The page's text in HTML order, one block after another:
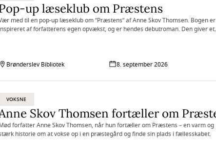
up læseklub om Præstens
med til en pop-up læseklub om ”Præstens” af Anne Skov Thomsen. Bogen er
af forfatterens egen opvækst, og er hendes debutroman. Den giver et
Brønderslev Bibliotek 8. september 2026
VOKSNE
forfatter Anne Skov Thomsen, når hun fortæller om Præstens – en varm og
historie om at vokse op i en præstegård og finde sin plads i fællesskabet.